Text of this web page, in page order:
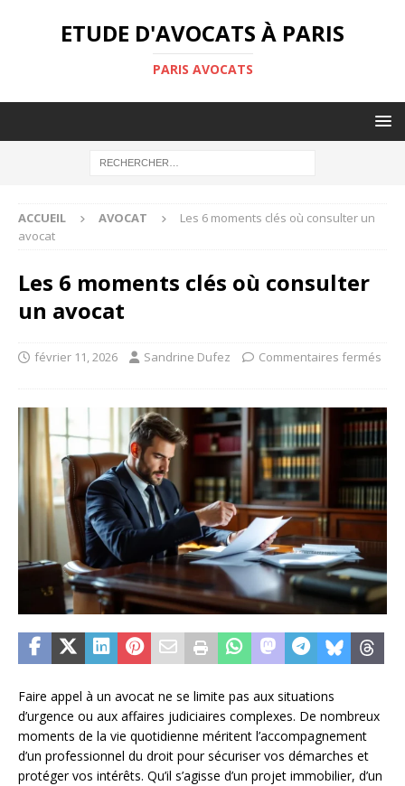
ETUDE D'AVOCATS À PARIS
PARIS AVOCATS
ACCUEIL AVOCAT
Les 6 moments clés où consulter un
avocat
Les 6 moments clés où consulter
un avocat
février 11, 2026 Sandrine Dufez Commentaires fermés
Faire appel à un avocat ne se limite pas aux situations
d’urgence ou aux affaires judiciaires complexes. De nombreux
moments de la vie quotidienne méritent l’accompagnement
d’un professionnel du droit pour sécuriser vos démarches et
protéger vos intérêts. Qu’il s’agisse d’un projet immobilier, d’un